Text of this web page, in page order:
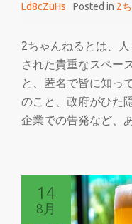
Ld8cZuHs Posted in 2
2ちゃんねるとは、
された貴重なスペー
と、匿名で皆に知っ
のこと、政府がひた
企業での告発など、
14
8月